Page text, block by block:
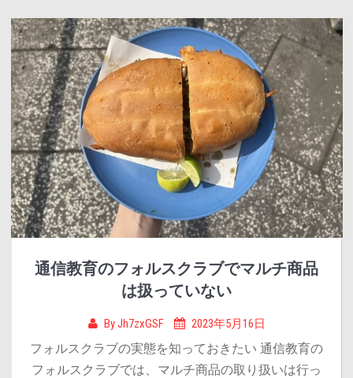
通信教育のフォルスクラブでマルチ商品
は扱っていない
ByJh7zxGSF 2023年5月16日
フォルスクラブの実態を知っておきたい 通信教育の
フォルスクラブでは、マルチ商品の取り扱いは行っ